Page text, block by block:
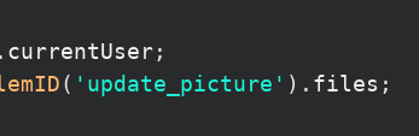
currentUser;
( 'update_picture' ). files ;